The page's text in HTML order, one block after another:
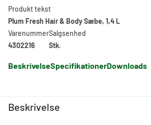
Produkt tekst
Plum Fresh Hair & Body Sæbe, 1,4 L
Varenummer
4302216
Salgsenhed
Stk.
BeskrivelseSpecifikationerDownloads
Beskrivelse